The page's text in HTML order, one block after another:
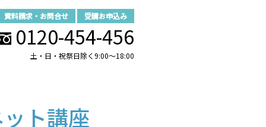
資料請求・お問合せ 受講お申込み
0120-454-456
土・日・祝祭日除く9:00～18:00
ト講座